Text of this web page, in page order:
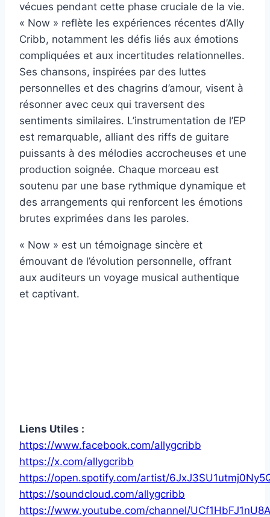
vécues pendant cette phase cruciale de la vie.
« Now » reflète les expériences récentes d’Ally
Cribb, notamment les défis liés aux émotions
compliquées et aux incertitudes relationnelles.
Ses chansons, inspirées par des luttes
personnelles et des chagrins d’amour, visent à
résonner avec ceux qui traversent des
sentiments similaires. L’instrumentation de l’EP
est remarquable, alliant des riffs de guitare
puissants à des mélodies accrocheuses et une
production soignée. Chaque morceau est
soutenu par une base rythmique dynamique et
des arrangements qui renforcent les émotions
brutes exprimées dans les paroles.
« Now » est un témoignage sincère et
émouvant de l’évolution personnelle, offrant
aux auditeurs un voyage musical authentique
et captivant.
Liens Utiles :
https://www.facebook.com/allygcribb
https://x.com/allygcribb
https://open.spotify.com/artist/
https://soundcloud.com/allygcribb
https://www.youtube.com/channel/